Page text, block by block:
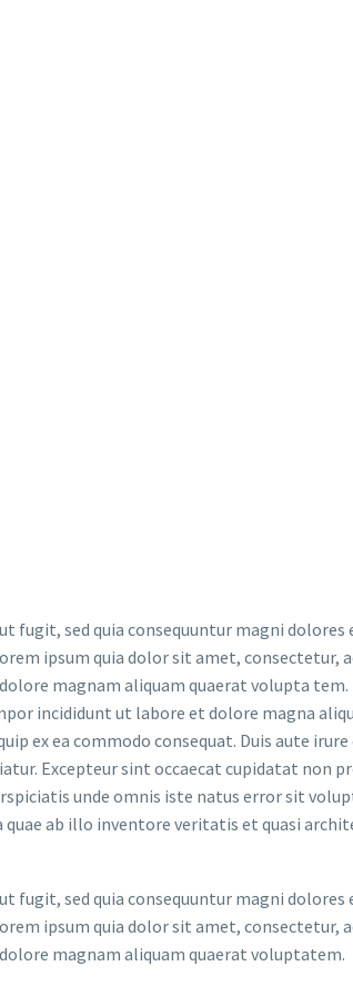
sed quia consequuntur magni dolores
ipsum quia dolor sit amet, consectetur,
magnam aliquam quaerat volupta tem.
incididunt ut labore et dolore magna
ex ea commodo consequat. Duis aute
Excepteur sint occaecat cupidatat non
unde omnis iste natus error sit
ab illo inventore veritatis et quasi
sed quia consequuntur magni dolores
ipsum quia dolor sit amet, consectetur,
magnam aliquam quaerat voluptatem.